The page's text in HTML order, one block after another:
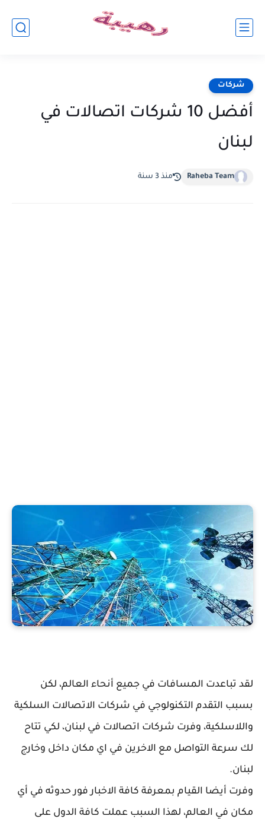
شركات
أفضل 10 شركات اتصالات في
لبنان
Raheba Team منذ 3 سنة
لقد تباعدت المسافات في جميع أنحاء العالم، لكن
بسبب التقدم التكنولوجي في شركات الاتصالات السلكية
واللاسلكية، وفرت شركات اتصالات في لبنان، لكي تتاح
لك سرعة التواصل مع الاخرين في اي مكان داخل وخارج
لبنان.
وفرت أيضا القيام بمعرفة كافة الاخبار فور حدوثه في أي
مكان في العالم، لهذا السبب عملت كافة الدول على